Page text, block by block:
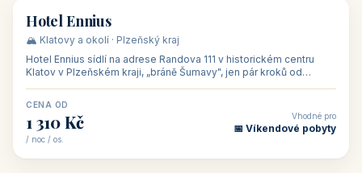
🏨 hotel
Hotel Ennius
🏔️ Klatovy a okolí · Plzeňský kraj
Hotel Ennius sídlí na adrese Randova 111 v historickém centru
Klatov v Plzeňském kraji, „bráně Šumavy", jen pár kroků od
CENA OD
1 310 Kč
/ noc / os.
Vhodné pro
📅 Víkendové pobyty